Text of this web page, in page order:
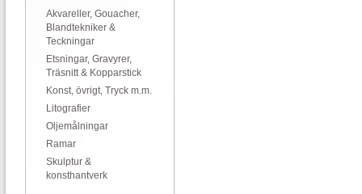
Akvareller, Gouacher,
Blandtekniker &
Teckningar
Etsningar, Gravyrer,
Träsnitt & Kopparstick
Konst, övrigt, Tryck m.m.
Litografier
Oljemålningar
Ramar
Skulptur &
konsthantverk